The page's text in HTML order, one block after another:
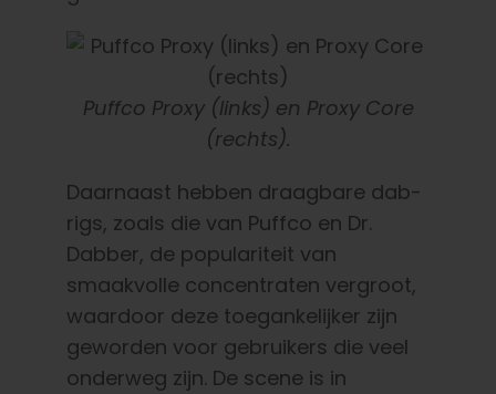
Puffco Proxy (links) en Proxy Core
(rechts).
Daarnaast hebben draagbare dab-
rigs, zoals die van Puffco en Dr.
Dabber, de populariteit van
smaakvolle concentraten vergroot,
waardoor deze toegankelijker zijn
geworden voor gebruikers die veel
onderweg zijn. De scene is in